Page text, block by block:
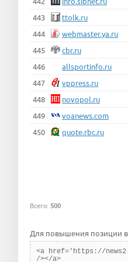
443
ttolk.ru
444
webmaster.ya.ru
445
cbr.ru
446
allsportinfo.ru
447
vppress.ru
448
novopol.ru
449
voanews.com
450
quote.rbc.ru
Всего: 500
Для повышения позиции в
<a href='https://
/></a>